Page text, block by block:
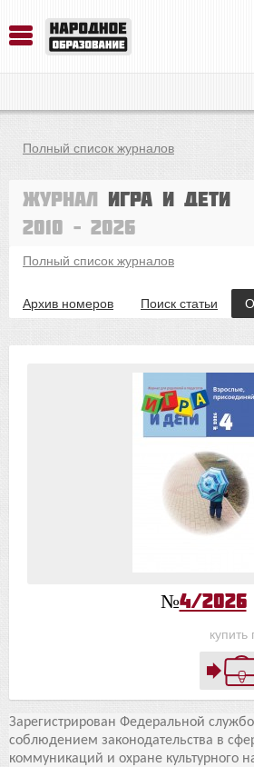
Полный список журналов
Журнал Игра и дети
2010 – 2026
Полный список журналов
Архив номеров Поиск статьи
№4/2026
Зарегистрирован Федеральной
соблюдением законодательства в
коммуникаций и охране культурного